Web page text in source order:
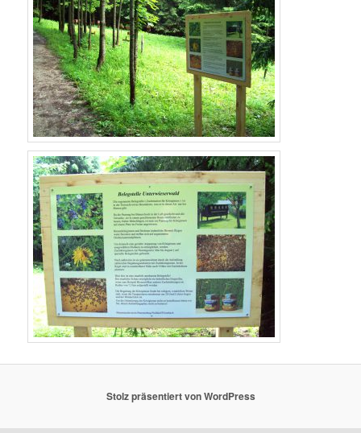
Stolz präsentiert von WordPress